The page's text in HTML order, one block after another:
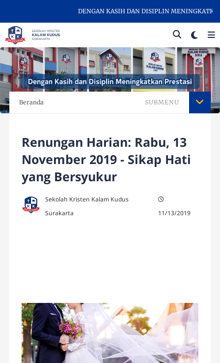
DENGAN KASIH DAN DISIPLIN MENINGKATKAN
Beranda SUBMENU
Renungan Harian: Rabu, 13
November 2019 - Sikap Hati
yang Bersyukur
Sekolah Kristen Kalam Kudus
Surakarta
11/13/2019